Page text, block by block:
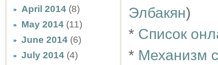
April 2014 (8)
May 2014 (11)
June 2014 (6)
July 2014 (4)
Элбакян)
* Список
* Механизм